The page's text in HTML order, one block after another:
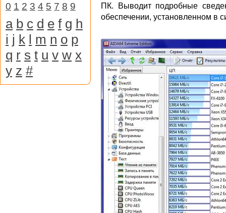
ПК. Выводит подробные
обеспечении, установленном в
0 1 2 3 4 5 7 8 9
a b c d e f g h
i j k l m n o p
q r s t u v w x
y z #